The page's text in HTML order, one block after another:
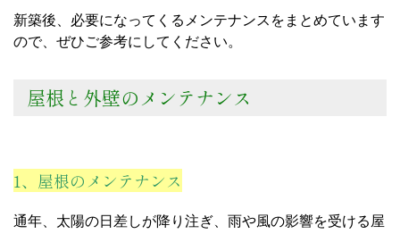
新築後、必要になってくるメンテナンスをまとめています
ので、ぜひご参考にしてください。
屋根と外壁のメンテナンス
1、屋根のメンテナンス
通年、太陽の日差しが降り注ぎ、雨や風の影響を受ける屋